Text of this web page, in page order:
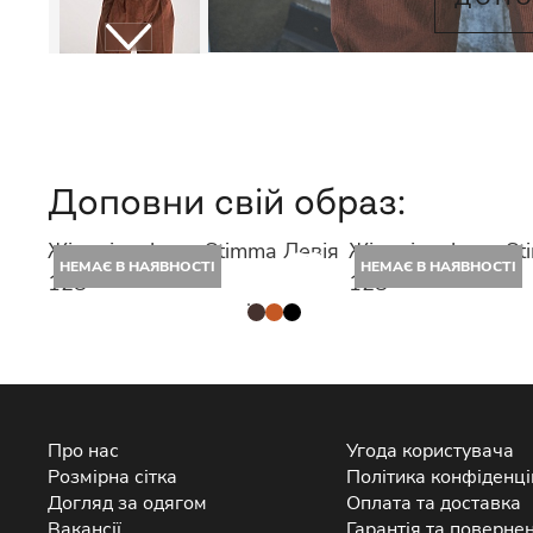
Доповни свій образ:
НЕМАЄ В НАЯВНОСТІ
Жіночі лофери Stimma Левія
128
НЕМАЄ В НАЯВНОСТІ
Жіночі лофери
128
Про нас
Розмірна сітка
Догляд за одягом
Угода користувача
Політика
Оплата та доставка